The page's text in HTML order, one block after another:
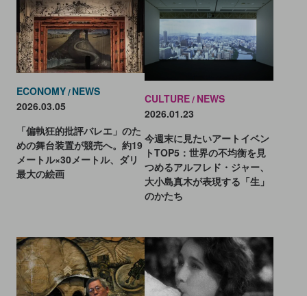
ECONOMY NEWS
2026.03.05
「偏執狂的批評バレエ」のた
めの舞台装置が競売へ。約19
メートル×30メートル、ダリ
最大の絵画
CULTURE NEWS
2026.01.23
今週末に見たいアートイベン
トTOP5：世界の不均衡を見
つめるアルフレド・ジャー、
大小島真木が表現する「生」
のかたち